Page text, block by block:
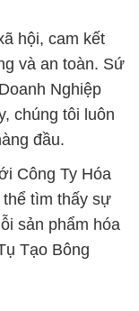
hội, cam kết
và an toàn. Sứ
Nghiệp
chúng tôi luôn
đầu.
Công Ty Hóa
tìm thấy sự
sản phẩm hóa
Tạo Bông